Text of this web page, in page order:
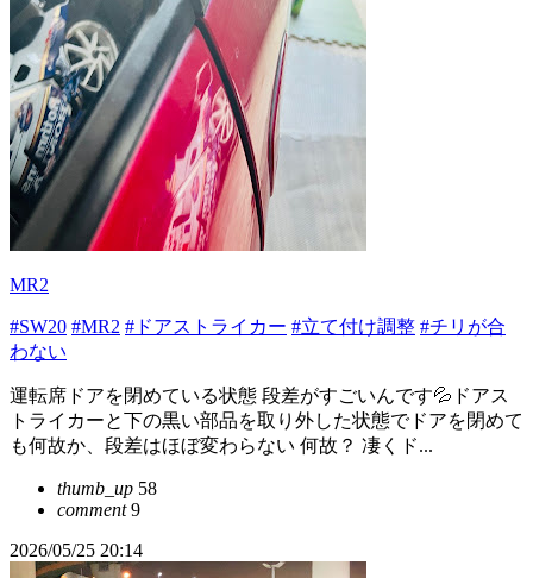
MR2
#SW20 #MR2 #ドアストライカー #立て付け調整 #チリが合
わない
運転席ドアを閉めている状態 段差がすごいんです💦ドアス
トライカーと下の黒い部品を取り外した状態でドアを閉めて
も何故か、段差はほぼ変わらない 何故？ 凄くド...
thumb_up 58
comment9
2026/05/25 20:14